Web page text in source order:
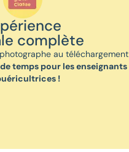
complète
au téléchargement
temps pour les enseignants
!